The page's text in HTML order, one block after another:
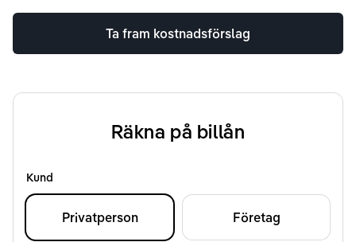
Ta fram kostnadsförslag
Räkna på billån
Kund
Privatperson Företag